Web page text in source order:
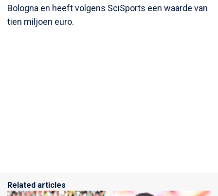
Bologna en heeft volgens SciSports een waarde van
tien miljoen euro.
Related articles